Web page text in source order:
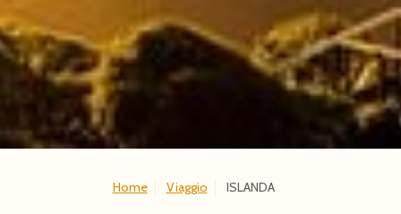
Home Viaggio ISLANDA